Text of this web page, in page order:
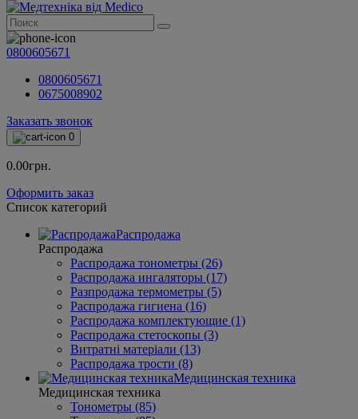
0800605671
0800605671
0675008902
Заказать звонок
0
0.00грн.
Оформить заказ
Список категорий
Распродажа
Распродажа
Распродажа тонометры (26)
Распродажа ингаляторы (17)
Разпродажа термометры (5)
Распродажа гигиена (16)
Распродажа комплектующие (1)
Распродажа стетоскопы (3)
Витратні матеріали (13)
Распродажа трости (8)
Медицинская техника
Медицинская техника
Тонометры (85)